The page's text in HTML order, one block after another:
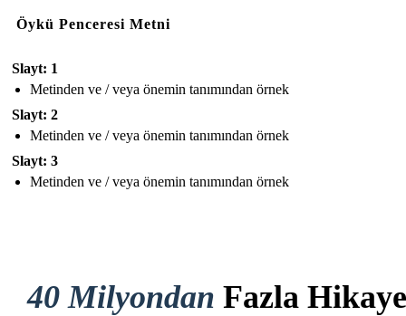
Öykü Penceresi Metni
Slayt: 1
Metinden ve / veya önemin tanımından örnek
Slayt: 2
Metinden ve / veya önemin tanımından örnek
Slayt: 3
Metinden ve / veya önemin tanımından örnek
40 Milyondan Fazla Hikaye